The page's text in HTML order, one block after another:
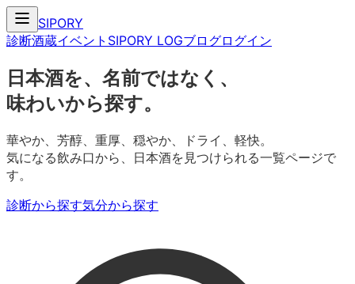
SIPORY
診断酒蔵イベント SIPORY LOGブログログイン
日本酒を、名前ではなく、
味わいから探す。
華やか、芳醇、重厚、穏やか、ドライ、軽快。
気になる飲み口から、日本酒を見つけられる一覧ページで
す。
診断から探す気分から探す